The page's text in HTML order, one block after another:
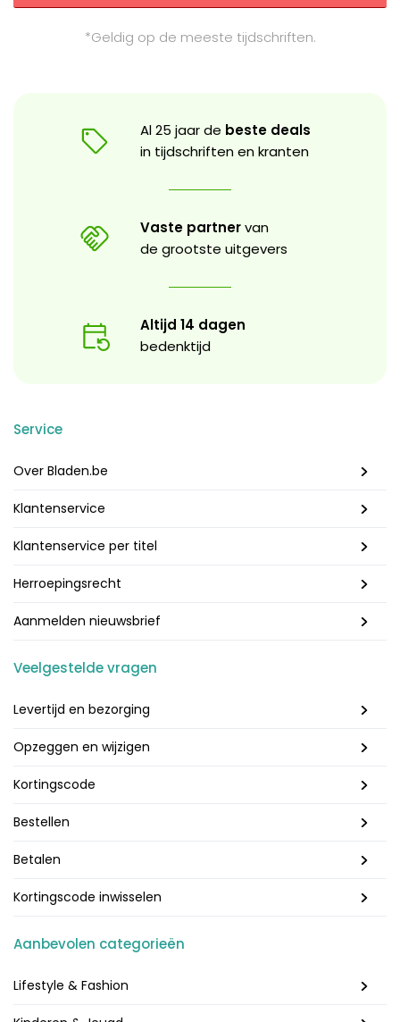
*Geldig op de meeste tijdschriften.
Al 25 jaar de beste deals
in tijdschriften en kranten
Vaste partnervan
de grootste uitgevers
Altijd 14 dagen
bedenktijd
Service
Over Bladen.be
Klantenservice
Klantenservice per titel
Herroepingsrecht
Aanmelden nieuwsbrief
Veelgestelde vragen
Levertijd en bezorging
Opzeggen en wijzigen
Kortingscode
Bestellen
Betalen
Kortingscode inwisselen
Aanbevolen categorieën
Lifestyle & Fashion